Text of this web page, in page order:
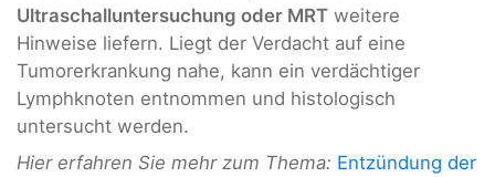
Ultraschalluntersuchung oder MRT weitere
Hinweise liefern. Liegt der Verdacht auf eine
Tumorerkrankung nahe, kann ein verdächtiger
Lymphknoten entnommen und histologisch
untersucht werden.
Hier erfahren Sie mehr zum Thema: Entzündung der